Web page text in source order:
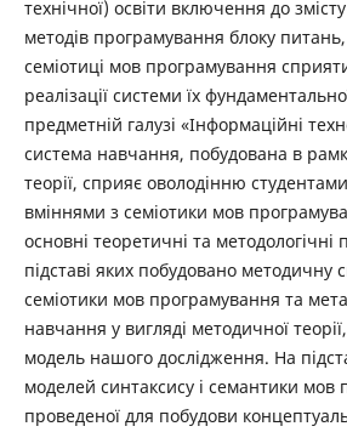
технічної) освіти включення до
методів програмування блоку
семіотиці мов програмування
реалізації системи їх
предметній галузі «Інформаційні
система навчання, побудована в
теорії, сприяє оволодінню
вміннями з семіотики мов
основні теоретичні та
підставі яких побудовано методичну
семіотики мов програмування та
навчання у вигляді методичної
модель нашого дослідження. На
моделей синтаксису і семантики мов
проведеної для побудови